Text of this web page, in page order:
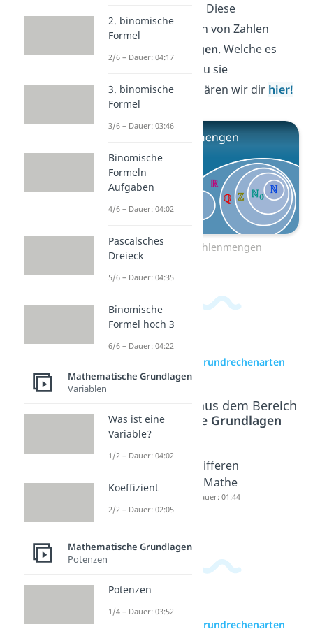
Zahlen wie 1,5 + 1,2. Diese
verschiedenen Arten von Zahlen
Zahlenmengen. Welche es
noch gibt und wie du sie
unterscheidest, erklären wir dir hier!
Zum Video: Zahlenmengen
zur Videoseite: Grundrechenarten
Beliebte Inhalte aus dem Bereich
Mathematische Grundlagen
addieren
Dauer: 04:26
d
Differen
z Mathe
Dauer: 01:44
zur Videoseite: Grundrechenarten
2. binomische
Formel
2/6 – Dauer: 04:17
3. binomische
Formel
3/6 – Dauer: 03:46
Binomische
Formeln
Aufgaben
4/6 – Dauer: 04:02
Pascalsches
Dreieck
5/6 – Dauer: 04:35
Binomische
Formel hoch 3
6/6 – Dauer: 04:22
Mathematische Grundlagen
Variablen
Was ist eine
Variable?
1/2 – Dauer: 04:02
Koeffizient
2/2 – Dauer: 02:05
Mathematische Grundlagen
Potenzen
Potenzen
1/4 – Dauer: 03:52